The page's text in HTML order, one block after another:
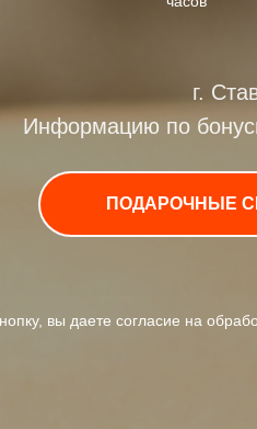
г.
Информацию по
ПОДАРОЧНЫЕ
вы даете согласие на